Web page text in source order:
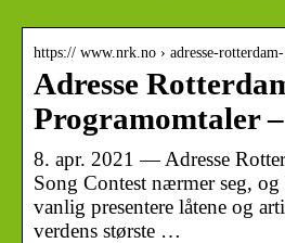
https:// www.nrk.no › adresse-
Adresse
Programomtaler
8. apr. 2021 — Adresse
Song Contest nærmer seg,
vanlig presentere låtene og
verdens største …